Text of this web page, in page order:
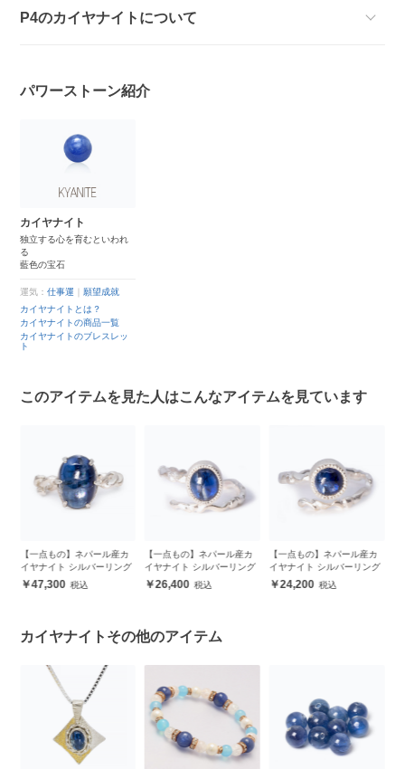
P4のカイヤナイトについて
パワーストーン紹介
カイヤナイト
独立する心を育むといわれ
る
藍色の宝石
運気：仕事運
願望成就
カイヤナイトとは？
カイヤナイトの商品一覧
カイヤナイトのブレスレッ
ト
このアイテムを見た人はこんなアイテムを見ています
【一点もの】ネパール産カ
イヤナイト シルバーリング
26,400
【一点もの】ネパール産カ
イヤナイト シルバーリング
24,200
【一点もの】ネパール産カ
イヤナイト シルバーリング
26,400
カイヤナイトその他のアイテム